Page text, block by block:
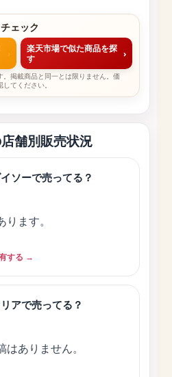
ェック
›
楽天市場で似た商品を探
す
›
。掲載商品と同一とは限りません。価
てください。
舗別販売状況
ソーで売ってる？
ます。
する →
アで売ってる？
ありません。